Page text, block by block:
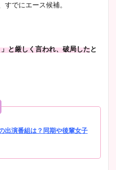
でにエース候補。
と厳しく言われ、破局したと
出演番組は？同期や後輩女子